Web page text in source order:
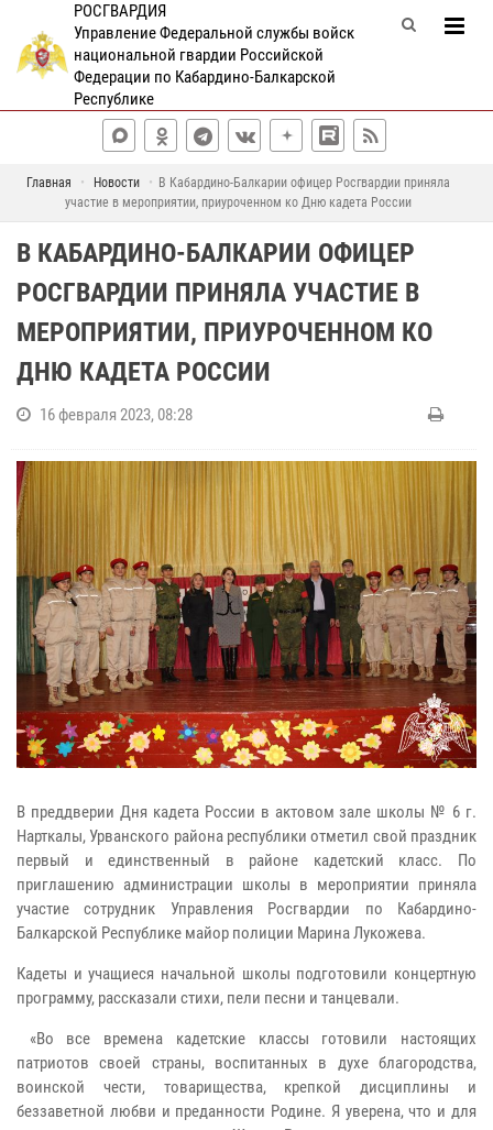
РОСГВАРДИЯ
Управление Федеральной службы войск
национальной гвардии Российской
Федерации по Кабардино-Балкарской
Республике
Главная Новости
В Кабардино-Балкарии офицер Росгвардии приняла
участие в мероприятии, приуроченном ко Дню кадета России
В КАБАРДИНО-БАЛКАРИИ ОФИЦЕР
РОСГВАРДИИ ПРИНЯЛА УЧАСТИЕ В
МЕРОПРИЯТИИ, ПРИУРОЧЕННОМ КО
ДНЮ КАДЕТА РОССИИ
16 февраля 2023, 08:28
В преддверии Дня кадета России в актовом зале школы № 6 г.
Нарткалы, Урванского района республики отметил свой праздник
первый и единственный в районе кадетский класс. По
приглашению администрации школы в мероприятии приняла
участие сотрудник Управления Росгвардии по Кабардино-
Балкарской Республике майор полиции Марина Лукожева.
Кадеты и учащиеся начальной школы подготовили концертную
программу, рассказали стихи, пели песни и танцевали.
«Во все времена кадетские классы готовили настоящих
патриотов своей страны, воспитанных в духе благородства,
воинской чести, товарищества, крепкой дисциплины и
беззаветной любви и преданности Родине. Я уверена, что и для